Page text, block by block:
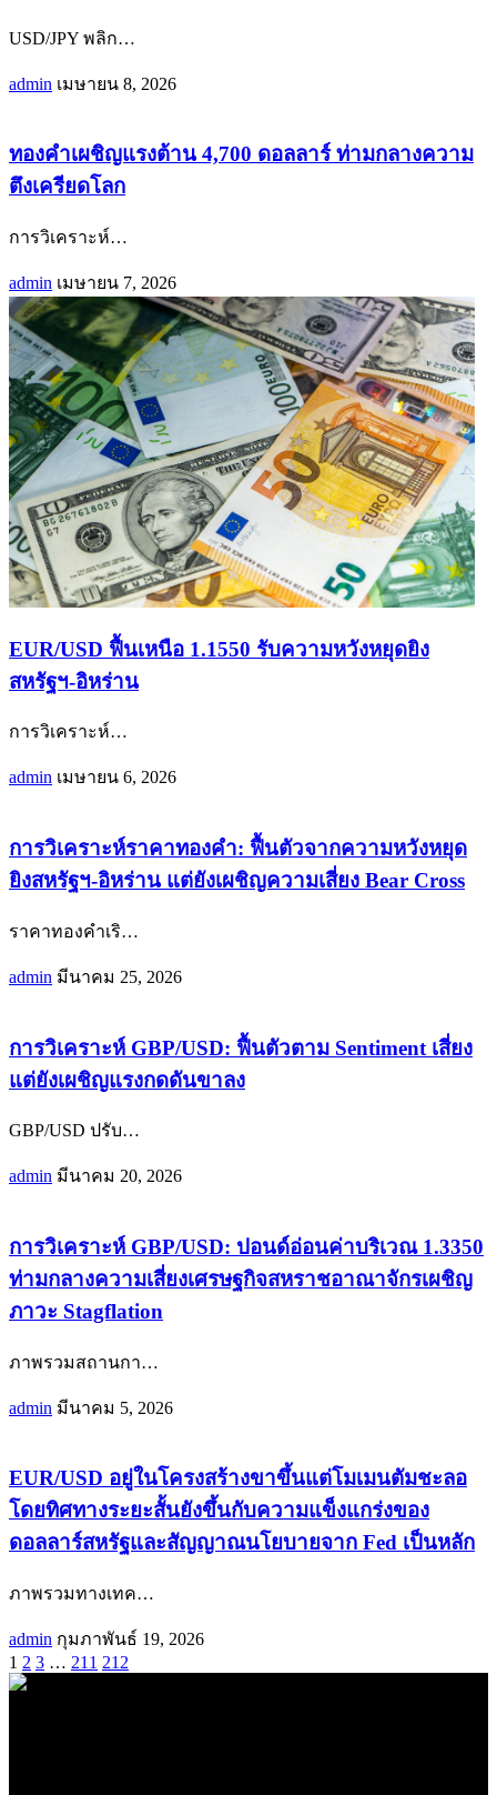
USD/JPY พลิก…
admin เมษายน 8, 2026
ทองคำเผชิญแรงต้าน 4,700 ดอลลาร์ ท่ามกลางความ
ตึงเครียดโลก
การวิเคราะห์…
admin เมษายน 7, 2026
EUR/USD ฟื้นเหนือ 1.1550 รับความหวังหยุดยิง
สหรัฐฯ-อิหร่าน
การวิเคราะห์…
admin เมษายน 6, 2026
การวิเคราะห์ราคาทองคำ: ฟื้นตัวจากความหวังหยุด
ยิงสหรัฐฯ-อิหร่าน แต่ยังเผชิญความเสี่ยง Bear Cross
ราคาทองคำเริ…
admin มีนาคม 25, 2026
การวิเคราะห์ GBP/USD: ฟื้นตัวตาม Sentiment เสี่ยง
แต่ยังเผชิญแรงกดดันขาลง
GBP/USD ปรับ…
admin มีนาคม 20, 2026
การวิเคราะห์ GBP/USD: ปอนด์อ่อนค่าบริเวณ 1.3350
ท่ามกลางความเสี่ยงเศรษฐกิจสหราชอาณาจักรเผชิญ
ภาวะ Stagflation
ภาพรวมสถานกา…
admin มีนาคม 5, 2026
EUR/USD อยู่ในโครงสร้างขาขึ้นแต่โมเมนตัมชะลอ
โดยทิศทางระยะสั้นยังขึ้นกับความแข็งแกร่งของ
ดอลลาร์สหรัฐและสัญญาณนโยบายจาก Fed เป็นหลัก
ภาพรวมทางเทค…
admin กุมภาพันธ์ 19, 2026
1 2 3 … 211 212